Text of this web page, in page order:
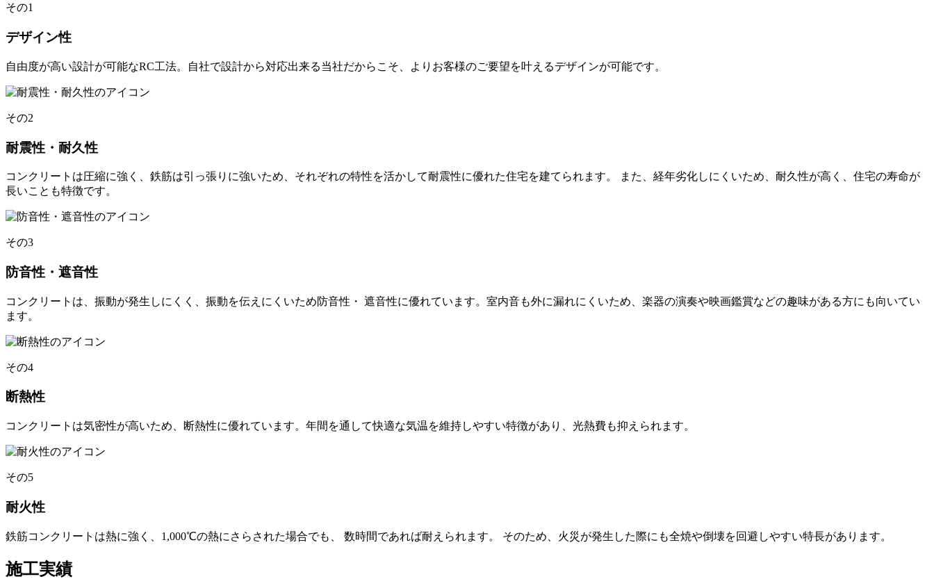
その1
デザイン性
自由度が高い設計が可能なRC工法。自社で設計から対応出来る当社だからこそ、よりお客様のご要望を叶えるデザインが可能です。
その2
耐震性・耐久性
コンクリートは圧縮に強く、鉄筋は引っ張りに強いため、それぞれの特性を活かして耐震性に優れた住宅を建てられます。 また、経年劣化しにくいため、耐久性が高く、住宅の寿命が
長いことも特徴です。
その3
防音性・遮音性
コンクリートは、振動が発生しにくく、振動を伝えにくいため防音性・ 遮音性に優れています。室内音も外に漏れにくいため、楽器の演奏や映画鑑賞などの趣味がある方にも向いてい
ます。
その4
断熱性
コンクリートは気密性が高いため、断熱性に優れています。年間を通して快適な気温を維持しやすい特徴があり、光熱費も抑えられます。
その5
耐火性
鉄筋コンクリートは熱に強く、1,000℃の熱にさらされた場合でも、 数時間であれば耐えられます。 そのため、火災が発生した際にも全焼や倒壊を回避しやすい特長があります。
施工実績